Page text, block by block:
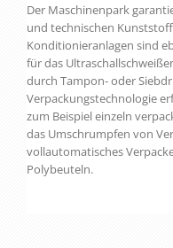
Der Maschinenpark
und technischen
Konditionieranlagen sind
für das
durch Tampon- oder
Verpackungstechnologie
zum Beispiel einzeln
das Umschrumpfen von
vollautomatisches
Polybeuteln.